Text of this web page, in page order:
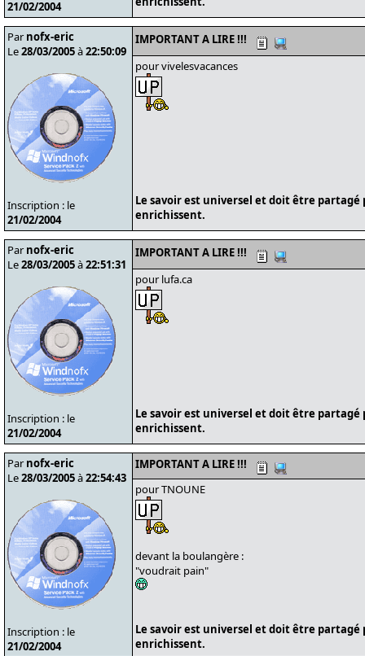
21/02/2004
Par nofx-eric
Le28/03/2005à22:50:09
Inscription : le
21/02/2004
IMPORTANT A LIRE !!!
pour vivelesvacances
Le savoir est universel et doit être partagé
enrichissent.
Par nofx-eric
Le28/03/2005à22:51:31
Inscription : le
21/02/2004
IMPORTANT A LIRE !!!
pour lufa.ca
Le savoir est universel et doit être partagé
enrichissent.
Par nofx-eric
Le28/03/2005à22:54:43
Inscription : le
21/02/2004
IMPORTANT A LIRE !!!
pour TNOUNE
devant la boulangère :
"voudrait pain"
Le savoir est universel et doit être partagé
enrichissent.